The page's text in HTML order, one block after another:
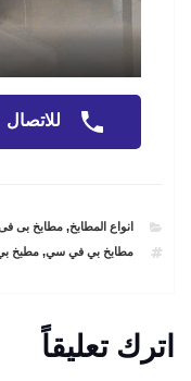
للاتصال
CATEGORIES
انواع المطابخ,مطابخ بى
TAGS
مطابخ بي في سي,مطبخ
اترك تعليقاً